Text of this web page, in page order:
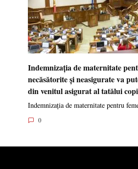
Indemnizația de maternitate
necăsătorite și neasigurate va
din venitul asigurat al tatălui
Indemnizația de maternitate pentru
0